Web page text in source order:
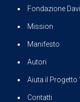
Fondazione
Mission
Manifesto
Autori
Aiuta il Progetto
Contatti